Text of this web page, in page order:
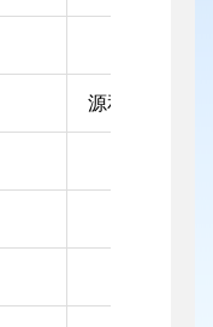
源和成清真糕